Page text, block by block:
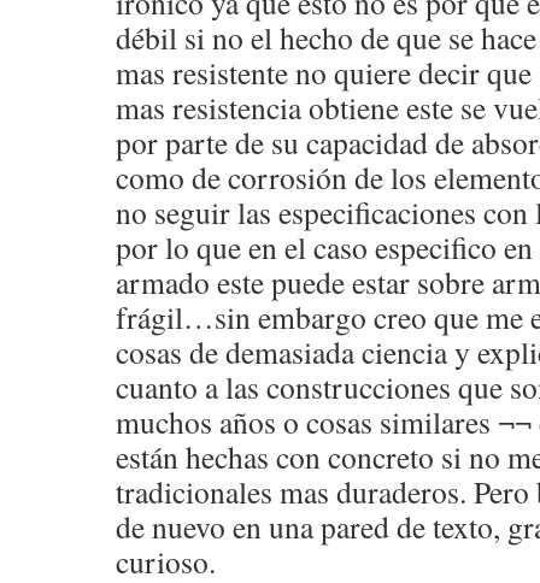
débil si no el hecho de que se
mas resistente no quiere decir
mas resistencia obtiene este se
por parte de su capacidad de
como de corrosión de los
no seguir las especificaciones
por lo que en el caso especifico
armado este puede estar sobre
frágil…sin embargo creo que me
cosas de demasiada ciencia y
cuanto a las construcciones que
muchos años o cosas similares
están hechas con concreto si no
tradicionales mas duraderos.
de nuevo en una pared de texto,
curioso.